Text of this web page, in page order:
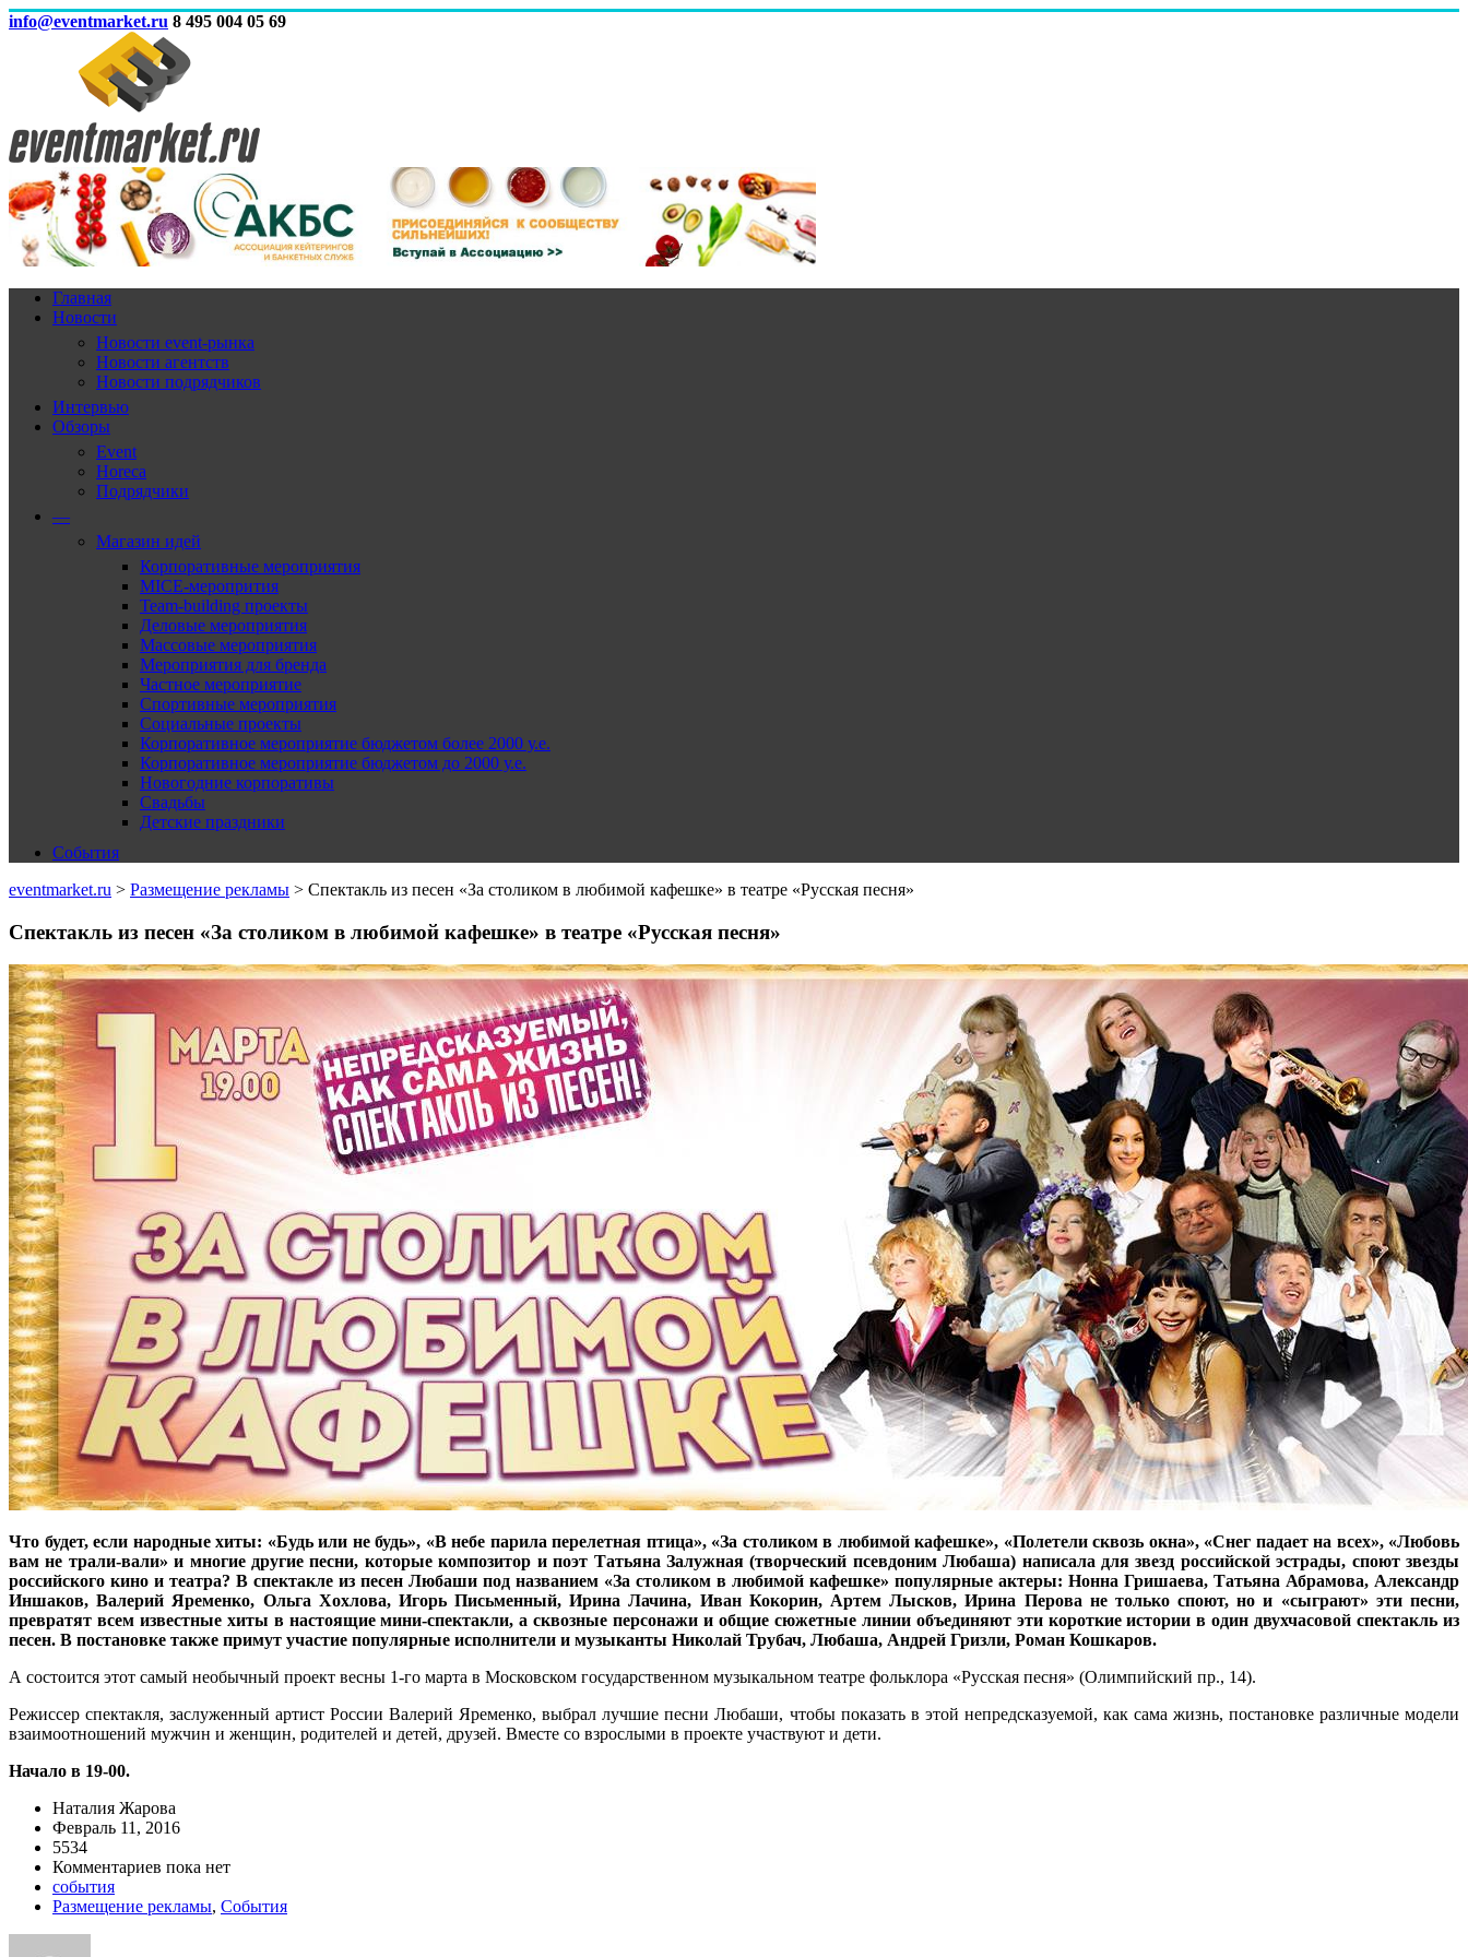
info@eventmarket.ru 8 495 004 05 69
Главная
Новости
Новости event-рынка
Новости агентств
Новости подрядчиков
Интервью
Обзоры
Event
Horeca
Подрядчики
—
Магазин идей
Корпоративные мероприятия
MICE-меропрития
Team-building проекты
Деловые мероприятия
Массовые мероприятия
Мероприятия для бренда
Частное мероприятие
Спортивные мероприятия
Социальные проекты
Корпоративное мероприятие бюджетом более 2000 у.е.
Корпоративное мероприятие бюджетом до 2000 у.е.
Новогодние корпоративы
Свадьбы
Детские праздники
События
eventmarket.ru > Размещение рекламы > Спектакль из песен «За столиком в любимой кафешке» в театре «Русская песня»
Спектакль из песен «За столиком в любимой кафешке» в театре «Русская песня»
Что будет, если народные хиты: «Будь или не будь», «В небе парила перелетная птица», «За столиком в любимой кафешке», «Полетели сквозь окна», «Снег падает на всех», «Любовь
вам не трали-вали» и многие другие песни, которые композитор и поэт Татьяна Залужная (творческий псевдоним Любаша) написала для звезд российской эстрады, споют звезды
российского кино и театра? В спектакле из песен Любаши под названием «За столиком в любимой кафешке» популярные актеры: Нонна Гришаева, Татьяна Абрамова, Александр
Иншаков, Валерий Яременко, Ольга Хохлова, Игорь Письменный, Ирина Лачина, Иван Кокорин, Артем Лысков, Ирина Перова не только споют, но и «сыграют» эти песни,
превратят всем известные хиты в настоящие мини-спектакли, а сквозные персонажи и общие сюжетные линии объединяют эти короткие истории в один двухчасовой спектакль из
песен. В постановке также примут участие популярные исполнители и музыканты Николай Трубач, Любаша, Андрей Гризли, Роман Кошкаров.
А состоится этот самый необычный проект весны 1-го марта в Московском государственном музыкальном театре фольклора «Русская песня» (Олимпийский пр., 14).
Режиссер спектакля, заслуженный артист России Валерий Яременко, выбрал лучшие песни Любаши, чтобы показать в этой непредсказуемой, как сама жизнь, постановке различные модели
взаимоотношений мужчин и женщин, родителей и детей, друзей. Вместе со взрослыми в проекте участвуют и дети.
Начало в 19-00.
Наталия Жарова
Февраль 11, 2016
5534
Комментариев пока нет
события
Размещение рекламы, События